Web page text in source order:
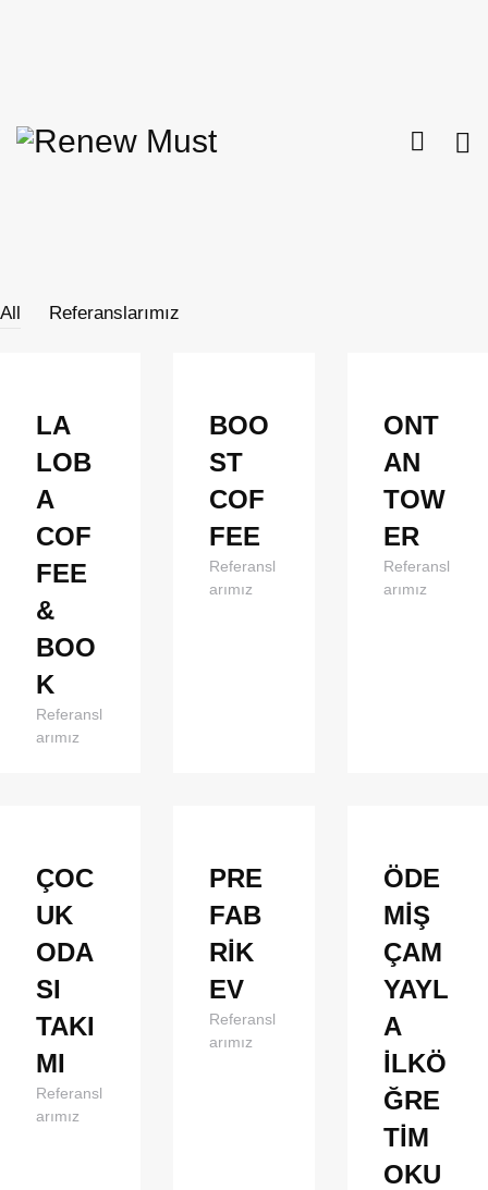
All Referanslarımız
LA
LOB
A
COF
FEE
&
BOO
K
Referansl
arımız
BOO
ST
COF
FEE
Referansl
arımız
ONT
AN
TOW
ER
Referansl
arımız
ÇOC
UK
ODA
SI
TAKI
MI
Referansl
arımız
PRE
FAB
RİK
EV
Referansl
arımız
ÖDE
MİŞ
ÇAM
YAYL
A
İLKÖ
ĞRE
TİM
OKU